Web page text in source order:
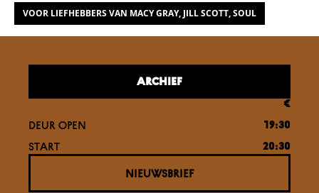
VOOR LIEFHEBBERS VAN MACY GRAY, JILL SCOTT, SOUL
ARCHIEF
€
DEUR OPEN 19:30
START 20:30
NIEUWSBRIEF